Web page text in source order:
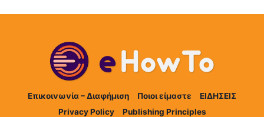
Επικοινωνία – Διαφήμιση Ποιοι είμαστε
ΕΙΔΗΣΕΙΣ
Privacy Policy
Publishing Principles